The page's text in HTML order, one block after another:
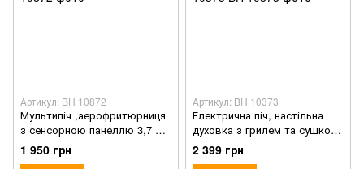
Артикул: BH 10872
Мультипіч ,аерофритюрниця
з сенсорною панеллю 3,7 л
Bass Polska BH 10872
1 950 грн
Артикул: BH 10373
Електрична піч, настільна
духовка з грилем та сушкою
15 л 1200W Bass Polska BH
10373
2 399 грн